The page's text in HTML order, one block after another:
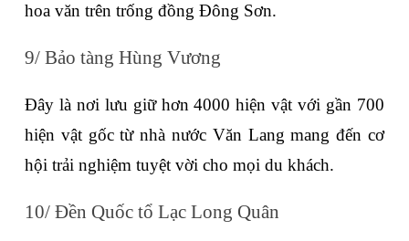
hoa văn trên trống đồng Đông Sơn.
9/ Bảo tàng Hùng Vương
Đây là nơi lưu giữ hơn 4000 hiện vật với gần 700
hiện vật gốc từ nhà nước Văn Lang mang đến cơ
hội trải nghiệm tuyệt vời cho mọi du khách.
10/ Đền Quốc tổ Lạc Long Quân